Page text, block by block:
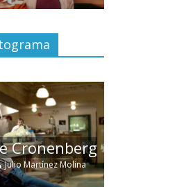
Nuestra
de los
Martínez Molina 0